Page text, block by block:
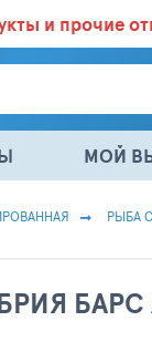
БОЛЬШЕ
и прочие
МОЙ
РЫБА
БАРС